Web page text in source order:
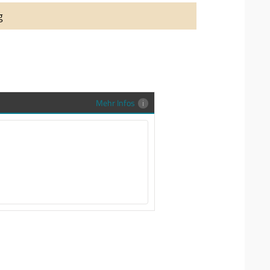
auch richtig in Szene zu setzen,
Trauringe-EFES Tragetasche inkl.
Sendung zu schützen und
Mehr Infos